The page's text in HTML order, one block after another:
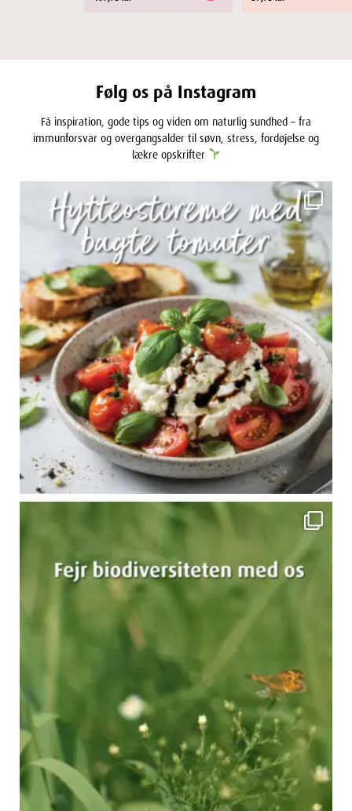
Følg os på Instagram
Få inspiration, gode tips og viden om naturlig sundhed – fra
immunforsvar og overgangsalder til søvn, stress, fordøjelse og
lækre opskrifter